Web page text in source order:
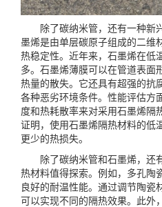
除了碳纳米管，还有一种新
墨烯是由单层碳原子组成的二维
热稳定性。近年来，石墨烯在低
多。石墨烯薄膜可以在管道表面
热量的散失。它还具有超强的抗
各种恶劣环境条件。性能评估方
度和热耗散率来对采用石墨烯隔
证明，使用石墨烯隔热材料的低
更少的热损失。
除了碳纳米管和石墨烯，还
热材料值得探索。例如，多孔陶
良好的耐温性能。通过调节陶瓷
可以实现不同的隔热效果。此外